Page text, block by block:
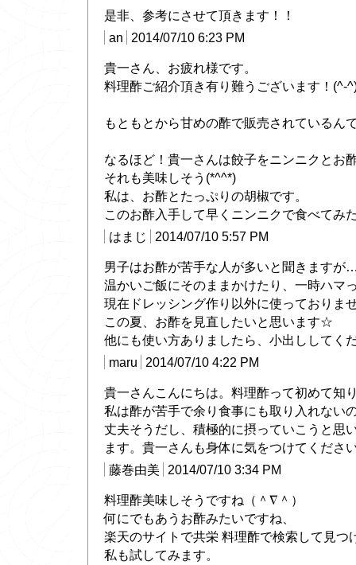
是非、参考にさせて頂きます！！
an
2014/07/10 6:23 PM
貴一さん、お疲れ様です。
料理酢ご紹介頂き有り難うございます！(^-
もともとから甘めの酢で販売されている
なるほど！貴一さんは餃子をニンニクとお
それも美味しそう(*^^*)
私は、お酢とたっぷりの胡椒です。
このお酢入手して早くニンニクで食べてみ
はまじ
2014/07/10 5:57 PM
男子はお酢が苦手な人が多いと聞きますが
温かいご飯にそのままかけたり、一時ハマ
現在ドレッシング作り以外に使っておりま
この夏、お酢を見直したいと思います☆
他にも使い方ありましたら、小出ししてく
maru
2014/07/10 4:22 PM
貴一さんこんにちは。料理酢って初めて知
私は酢が苦手で余り食事にも取り入れない
丈夫そうだし、積極的に摂っていこうと思
ます。貴一さんも身体に気をつけてくださ
藤巻由美
2014/07/10 3:34 PM
料理酢美味しそうですね（＾∇＾）
何にでもあうお酢みたいですね、
楽天のサイトで共栄 料理酢で検索して見つ
私も試してみます。